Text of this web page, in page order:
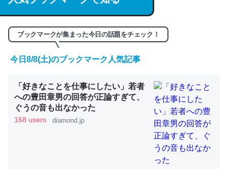
─GPTの仕組みと限界についての考察（１） - conceptualization
くらい。小説でいう「ずっと前の伏線」は回収されないけ
ど、短期記憶というには多い分量。進化すればするほど分
かりやすく強くなりそう
ブックマークが集まった今日の話題をチェック！
今日8/8(土)のブックマーク人気記事
「好きなことを仕事にしたい」若者
への豊田章男の回答が正論すぎて、
ぐうの音も出なかった
168 users diamond.jp